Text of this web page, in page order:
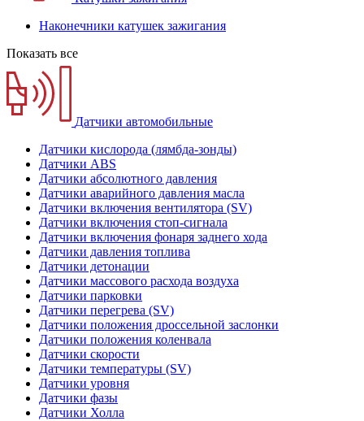
Наконечники катушек зажигания
Показать все
Датчики автомобильные
Датчики кислорода (лямбда-зонды)
Датчики ABS
Датчики абсолютного давления
Датчики аварийного давления масла
Датчики включения вентилятора (SV)
Датчики включения стоп-сигнала
Датчики включения фонаря заднего хода
Датчики давления топлива
Датчики детонации
Датчики массового расхода воздуха
Датчики парковки
Датчики перегрева (SV)
Датчики положения дроссельной заслонки
Датчики положения коленвала
Датчики скорости
Датчики температуры (SV)
Датчики уровня
Датчики фазы
Датчики Холла